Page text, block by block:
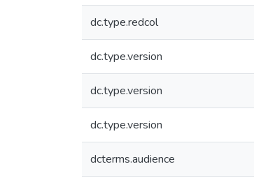
dc.type.redcol
dc.type.version
dc.type.version
dc.type.version
dcterms.audience